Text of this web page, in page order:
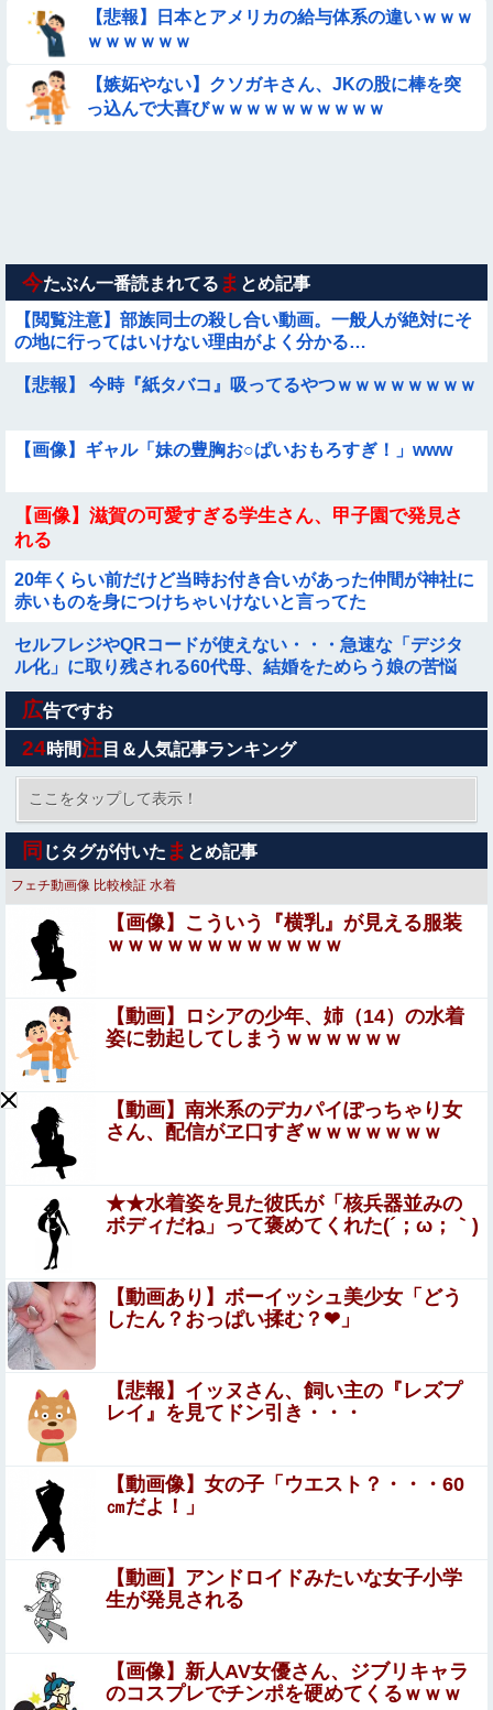
【画像】お前ら、犬にケンカ売られてるけどどうする？
【動画】海外の変態、レベチｗｗｗｗｗｗｗ
ｗｗ
【悲報】日本とアメリカの給与体系の違いｗｗｗ
ｗｗｗｗｗｗ
【嫉妬やない】クソガキさん、JKの股に棒を突
っ込んで大喜びｗｗｗｗｗｗｗｗｗｗ
今たぶん一番読まれてる ま とめ記事
【閲覧注意】部族同士の殺し合い動画。一般人が絶対にそ
の地に行ってはいけない理由がよく分かる…
【悲報】 今時『紙タバコ』吸ってるやつｗｗｗｗｗｗｗｗ
【画像】ギャル「妹の豊胸お○ぱいおもろすぎ！」www
【画像】滋賀の可愛すぎる学生さん、甲子園で発見さ
れる
20年くらい前だけど当時お付き合いがあった仲間が神社に
赤いものを身につけちゃいけないと言ってた
セルフレジやQRコードが使えない・・・急速な「デジタ
ル化」に取り残される60代母、結婚をためらう娘の苦悩
夫と義実家に行くと毎回ステーキが出てくるけど私が配膳
のあと片付けをして座る頃には私のお肉は消えている
【画像】双子、同時にセクシービデオにデビューｗｗｗｗ
【画像】 この「着圧レギンス」の広告漫画がエ●チすぎる
と話題に
カツオのサクにアニサキスらしき物体発見
【画像】山之内すず、おっぱいが聳え立つｗｗｗｗｗｗｗ
【悲報】 同人作家さん「夏コミで定規グッズ出します！」
→日本に「インチ表記の定規は販売禁止」という法令があ
り頒布中止に
【画像】女さん「貧乳だから男水着で市民プールいっ
たら周りがコソコソしだしてやばいwwwwwwww」5万
いいね
まんさん「女性の膣は男性器を挿入するものではありませ
韓国サッカー協会「現在は不適切な行為は絶対にない」→
韓国人「一番重要なのは2002年なのにそこは言及しないん
だなｗｗｗ」「責任逃れが本当にひどい・・・」
【画像】 新潟で1番並ぶラーメン屋に来たでｗｗｗｗｗｗ
ｗｗ
【緊急】AV業界、ぶっ壊れ最強が現れインフレ
環境崩壊ｗｗｗｗ
【画像】株の暴落を描いた漫画、ガチで怖いwwwww
【艦これ】この間13年 長かったのか、短かったのか……
ツは運転すんな！法律を改正しろ！！」
【画像】ワンピース最新話のルフィさん、あまりにも情け
なさ過ぎて炎上ｗｗｗｗ
谷まりあ 胸のデカさが目立つ！
広告ですお
24時間注 目＆人気記事ランキング
ここをタップして表示！
同 じタグが付いた ま とめ記事
フェチ動画像 比較検証 水着
【画像】こういう『横乳』が見える服装
ｗｗｗｗｗｗｗｗｗｗｗｗ
【動画】ロシアの少年、姉（14）の水着
姿に勃起してしまうｗｗｗｗｗｗ
【動画】南米系のデカパイぽっちゃり女
さん、配信がヱ口すぎｗｗｗｗｗｗｗ
★★水着姿を見た彼氏が「核兵器並みの
ボディだね」って褒めてくれた(´；ω；｀)
【動画あり】ボーイッシュ美少女「どう
したん？おっぱい揉む？❤」
【悲報】イッヌさん、飼い主の『レズプ
レイ』を見てドン引き・・・
【動画像】女の子「ウエスト？・・・60
㎝だよ！」
【動画】アンドロイドみたいな女子小学
生が発見される
【画像】新人AV女優さん、ジブリキャラ
のコスプレでチンポを硬めてくるｗｗｗ
Sponsored Link